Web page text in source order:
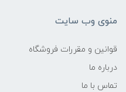
منوی وب سایت
قوانین و مقررات فروشگاه
درباره ما
تماس با ما